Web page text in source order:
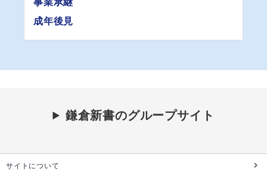
成年後見
鎌倉新書のグループサイト
サイトについて